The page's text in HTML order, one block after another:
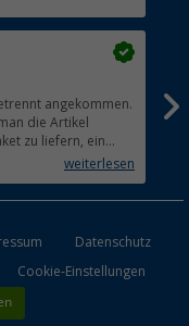
angekommen.
die Artikel
zu liefern, ein
weiterlesen
Ich
Datenschutz
Cookie-Einstellungen